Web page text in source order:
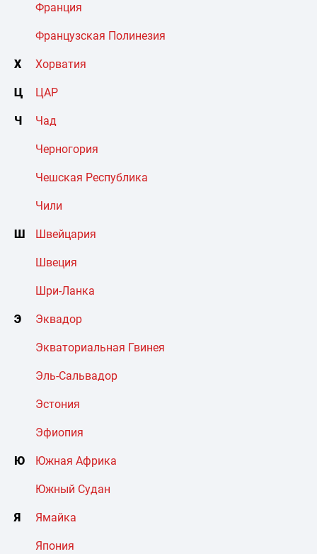
Франция
Французская Полинезия
Х Хорватия
Ц ЦАР
Ч Чад
Черногория
Чешская Республика
Чили
Ш Швейцария
Швеция
Шри-Ланка
Э Эквадор
Экваториальная Гвинея
Эль-Сальвадор
Эстония
Эфиопия
Ю Южная Африка
Южный Судан
Я Ямайка
Япония